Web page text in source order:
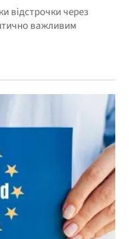
відстрочки через
важливим